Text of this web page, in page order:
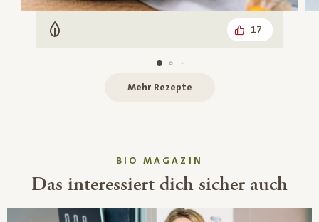
Vegetarisch 17
Mehr Rezepte
BIO MAGAZIN
Das interessiert dich sicher auch